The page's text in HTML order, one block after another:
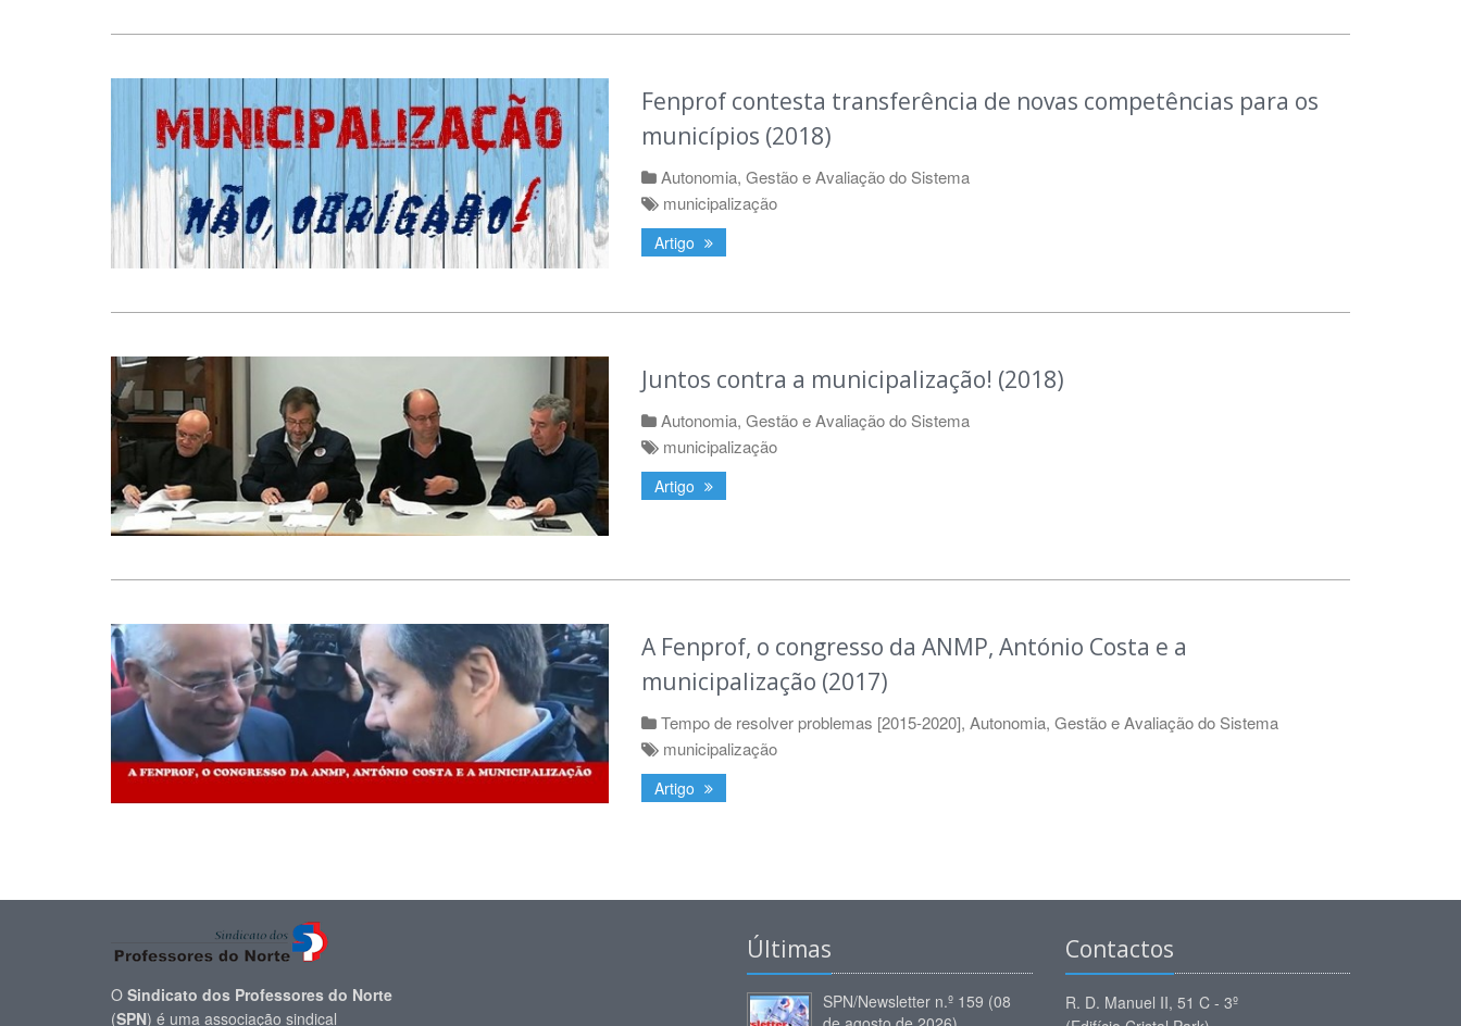
Fenprof contesta transferência de novas competências para os
municípios (2018)
Autonomia, Gestão e Avaliação do Sistema
municipalização
Artigo
Juntos contra a municipalização! (2018)
Autonomia, Gestão e Avaliação do Sistema
municipalização
Artigo
A Fenprof, o congresso da ANMP, António Costa e a
municipalização (2017)
Tempo de resolver problemas [2015-2020], Autonomia, Gestão e Avaliação do Sistema
municipalização
Artigo
O Sindicato dos Professores do Norte
(SPN) é uma associação sindical
Últimas
SPN/Newsletter n.º 159 (08
Contactos
R. D. Manuel II, 51 C - 3º